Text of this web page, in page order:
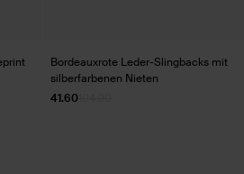
Bordeauxrote Leder-Slingbacks mit
silberfarbenen Nieten
41.60